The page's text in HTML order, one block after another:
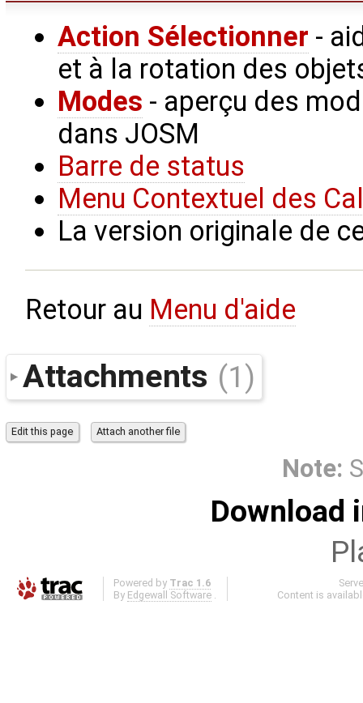
Action Sélectionner -
et à la rotation des
Modes - aperçu des
dans JOSM
Barre de status
Menu Contextuel des
La version originale de
Retour au Menu d'aide
Attachments (1)
Note:
Download
Powered by Trac 1.6
By Edgewall Software .
Content is